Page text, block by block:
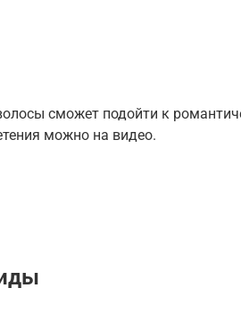
сможет подойти к
можно на видео.